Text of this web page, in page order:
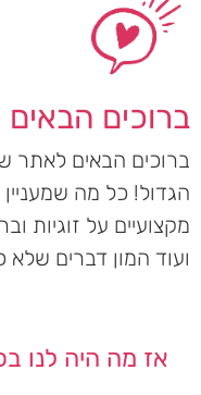
ברוכים
ברוכים הבאים לאתר
הגדול! כל מה
מקצועיים על זוגיות
ועוד המון דברים
אז מה היה לנו